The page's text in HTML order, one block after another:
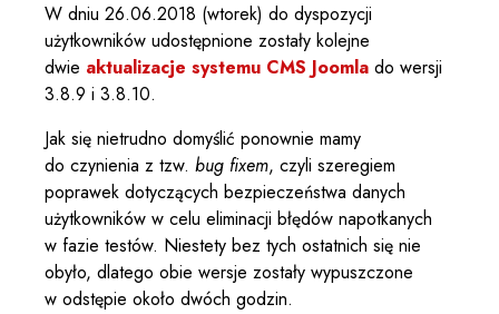
W dniu 26.06.2018 (wtorek) do dyspozycji
użytkowników udostępnione zostały kolejne
dwie aktualizacje systemu CMS Joomla do wersji
3.8.9 i 3.8.10.
Jak się nietrudno domyślić ponownie mamy
do czynienia z tzw. bug fixem, czyli szeregiem
poprawek dotyczących bezpieczeństwa danych
użytkowników w celu eliminacji błędów napotkanych
w fazie testów. Niestety bez tych ostatnich się nie
obyło, dlatego obie wersje zostały wypuszczone
w odstępie około dwóch godzin.